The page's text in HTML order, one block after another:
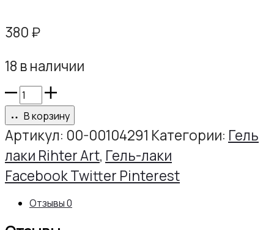
380₽
18 в наличии
Количество
товара
Гель-
лак
РИХТЕР
№134,
В корзину
Артикул: 00-00104291 Категории: Гель
лаки Rihter Art, Гель-лаки
Share
FacebookTwitter Pinterest
Отзывы0